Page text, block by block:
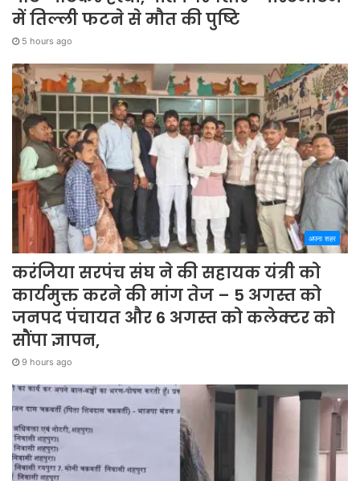
में तिल्ली फटने से मौत की पुष्टि
5 hours ago
अपना शहर
करंजिया सरपंच संघ ने की सहायक यंत्री को
कार्यमुक्त करने की मांग तेज – 5 अगस्त को
जनपद पंचायत और 6 अगस्त को कलेक्टर को
सौंपा ज्ञापन,
9 hours ago